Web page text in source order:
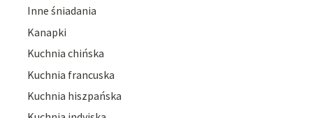
Inne śniadania
Kanapki
Kuchnia chińska
Kuchnia francuska
Kuchnia hiszpańska